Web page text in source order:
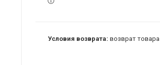
возврат товара